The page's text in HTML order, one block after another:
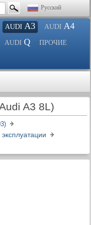
Русский
AUDI A3 AUDI A4
AUDI Q ПРОЧИЕ
A3 8L)